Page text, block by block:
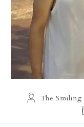
Autore
The